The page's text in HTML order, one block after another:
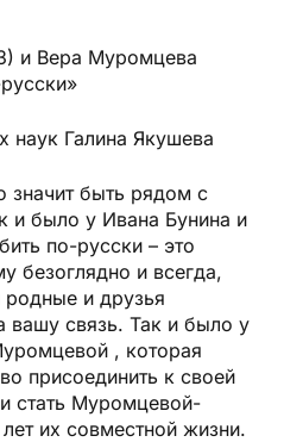
и Вера Муромцева
наук Галина Якушева
значит быть рядом с
было у Ивана Бунина и
по-русски – это
безоглядно и всегда,
родные и друзья
вашу связь. Так и было у
, которая
присоединить к своей
стать Муромцевой-
их совместной жизни.